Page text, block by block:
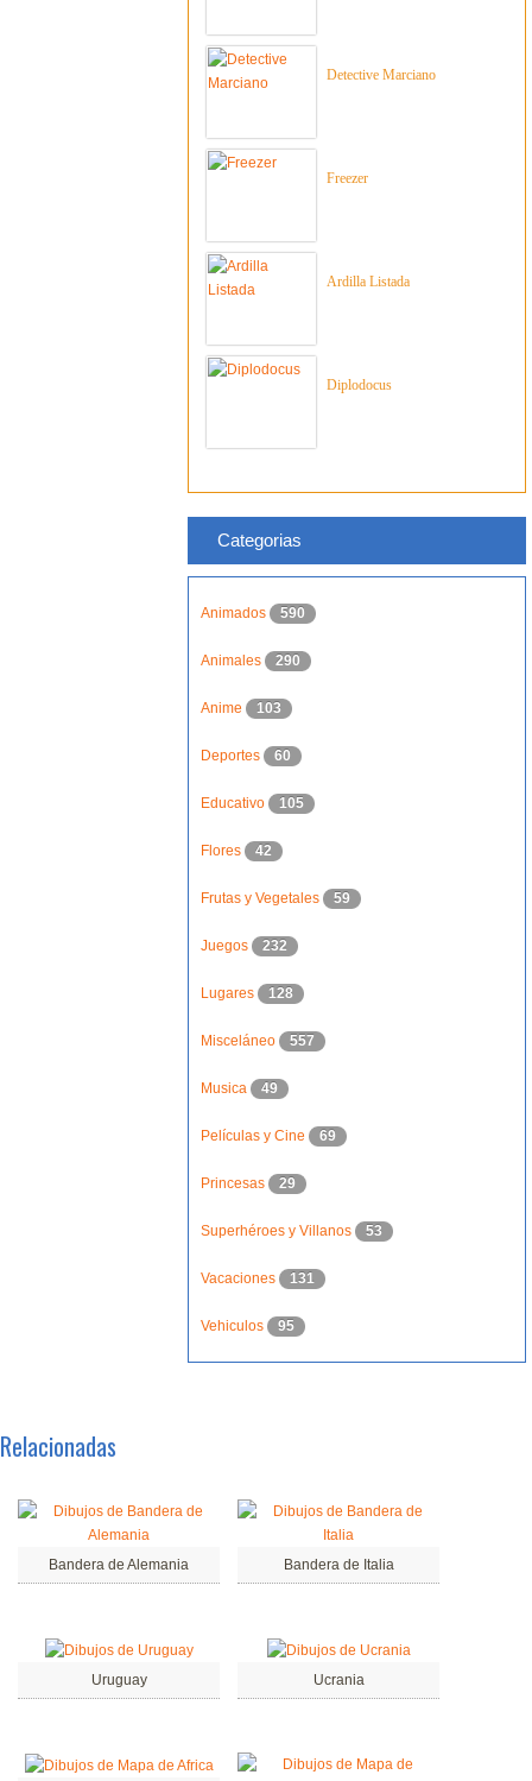
Detective Marciano
Freezer
Ardilla Listada
Diplodocus
Categorias
Animados 590
Animales 290
Anime 103
Deportes 60
Educativo 105
Flores 42
Frutas y Vegetales 59
Juegos 232
Lugares 128
Misceláneo 557
Musica 49
Películas y Cine 69
Princesas 29
Superhéroes y Villanos 53
Vacaciones 131
Vehiculos 95
Relacionadas
Bandera de Alemania Bandera de Italia
Uruguay Ucrania